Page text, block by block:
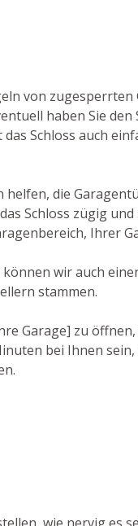
von
haben Sie
Schloss auch
die
Schloss zügig
Ihrer
wir auch
stammen.
Garage] zu
bei Ihnen